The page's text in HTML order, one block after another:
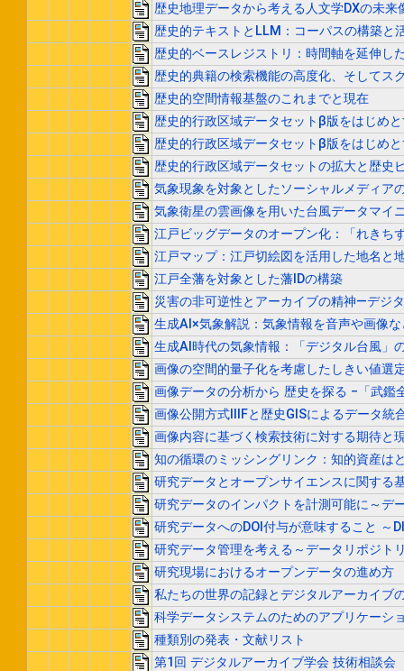
歴史地理データから考える人文学DXの未来
歴史的テキストとLLM：コーパスの構築と
歴史的ベースレジストリ：時間軸を延伸し
歴史的典籍の検索機能の高度化、そしてス
歴史的空間情報基盤のこれまでと現在
歴史的行政区域データセットβ版をはじめ
歴史的行政区域データセットβ版をはじめ
歴史的行政区域データセットの拡大と歴史
気象現象を対象としたソーシャルメディア
気象衛星の雲画像を用いた台風データマイ
江戸ビッグデータのオープン化：「れきち
江戸マップ：江戸切絵図を活用した地名と
江戸全藩を対象とした藩IDの構築
災害の非可逆性とアーカイブの精神―デジ
生成AI×気象解説：気象情報を音声や画像
生成AI時代の気象情報：「デジタル台風」
画像の空間的量子化を考慮したしきい値選
画像データの分析から 歴史を探る −「武鑑
画像公開方式IIIFと歴史GISによるデータ統
画像内容に基づく検索技術に対する期待と
知の循環のミッシングリンク：知的資産は
研究データとオープンサイエンスに関する
研究データのインパクトを計測可能に～デ
研究データへのDOI付与が意味すること ～
研究データ管理を考える～データリポジ
研究現場におけるオープンデータの進め方
私たちの世界の記録とデジタルアーカイブ
科学データシステムのためのアプリケーシ
種類別の発表・文献リスト
第1回 デジタルアーカイブ学会 技術相談会